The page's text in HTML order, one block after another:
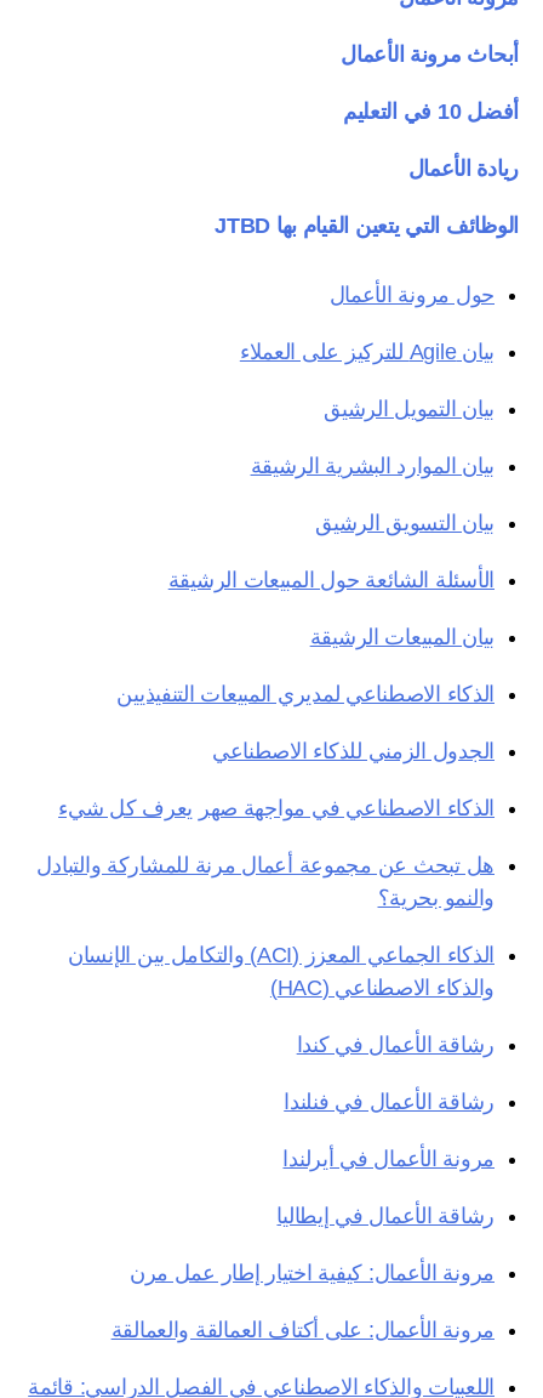
أبحاث مرونة الأعمال
أفضل 10 في التعليم
ريادة الأعمال
الوظائف التي يتعين القيام بها JTBD
حول مرونة الأعمال
بيان Agile للتركيز على العملاء
بيان التمويل الرشيق
بيان الموارد البشرية الرشيقة
بيان التسويق الرشيق
الأسئلة الشائعة حول المبيعات الرشيقة
بيان المبيعات الرشيقة
الذكاء الاصطناعي لمديري المبيعات التنفيذيين
الجدول الزمني للذكاء الاصطناعي
الذكاء الاصطناعي في مواجهة صهر يعرف كل شيء
هل تبحث عن مجموعة أعمال مرنة للمشاركة والتبادل
والنمو بحرية؟
الذكاء الجماعي المعزز (ACI) والتكامل بين الإنسان
والذكاء الاصطناعي (HAC)
رشاقة الأعمال في كندا
رشاقة الأعمال في فنلندا
مرونة الأعمال في أيرلندا
رشاقة الأعمال في إيطاليا
مرونة الأعمال: كيفية اختيار إطار عمل مرن
مرونة الأعمال: على أكتاف العمالقة والعمالقة
اللعبيات والذكاء الاصطناعي في الفصل الدراسي: قائمة